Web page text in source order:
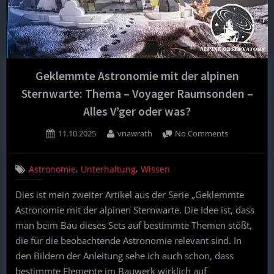
Geklemmte Astronomie mit der alpinen
Sternwarte: Thema – Voyager Raumsonden –
Alles V’ger oder was?
Posted
11.10.2025 By
vnawrath No Commentson
alpinen
Sternwarte:
Thema
–
Astronomie, Unterhaltung,Wissen
Dies ist mein zweiter Artikel aus der Serie „Geklemmte
Astronomie mit der alpinen Sternwarte. Die Idee ist, dass
man beim Bau dieses Sets auf bestimmte Themen stößt,
die für die beobachtende Astronomie relevant sind. In
den Bildern der Anleitung sehe ich auch schon, dass
bestimmte Elemente im Bauwerk wirklich auf